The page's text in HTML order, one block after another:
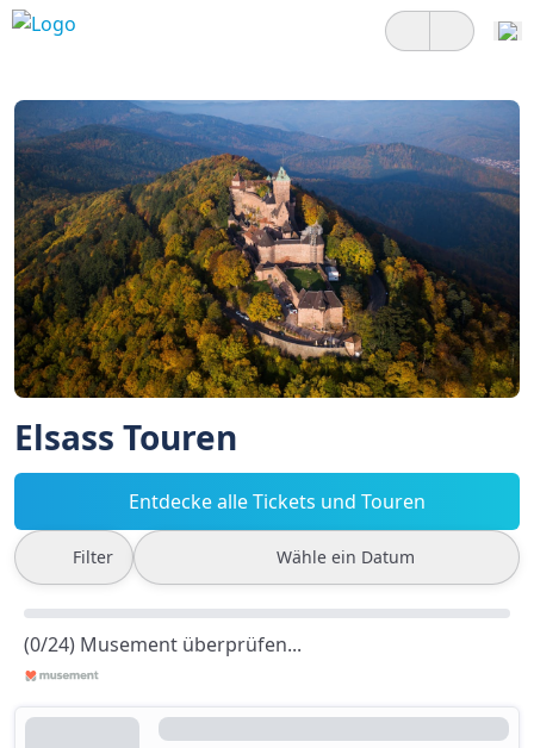
Elsass Touren
Entdecke alle Tickets und Touren
Filter Wähle ein Datum
(0/24) Musement überprüfen...